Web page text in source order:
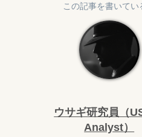
この記事を書いてい
ウサギ研究員（
Analyst）